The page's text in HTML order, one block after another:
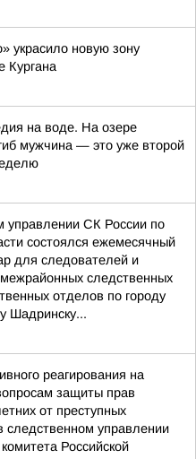
украсило новую зону
Кургана
на воде. На озере
мужчина — это уже второй
управлении СК России по
состоялся ежемесячный
для следователей и
следственных
отделов по городу
Шадринску...
реагирования на
защиты прав
от преступных
следственном управлении
Российской